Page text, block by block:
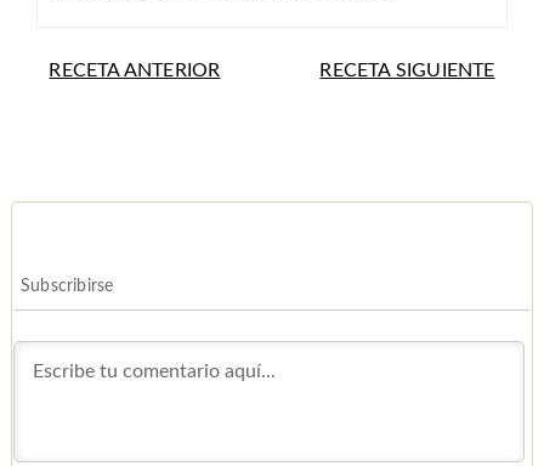
RECETA ANTERIOR RECETA SIGUIENTE
Subscribirse